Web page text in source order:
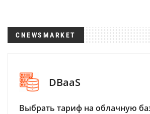
CNEWSMARKET
DBaaS
Выбрать тариф на облачную